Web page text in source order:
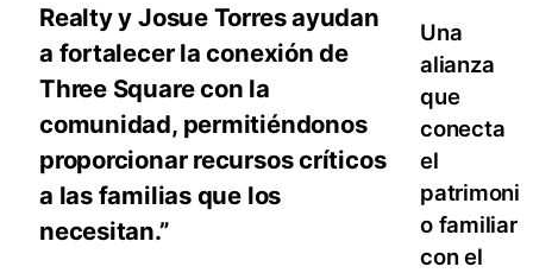
Realty y Josue Torres ayudan
a fortalecer la conexión de
Three Square con la
comunidad, permitiéndonos
proporcionar recursos críticos
a las familias que los
necesitan.”
Una
alianza
que
conecta
el
patrimoni
o familiar
con el